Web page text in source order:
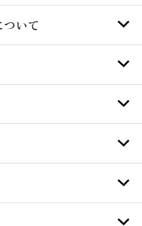
いて